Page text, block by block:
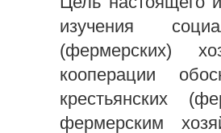
изучения
(фермерских)
кооперации
крестьянских
фермерским